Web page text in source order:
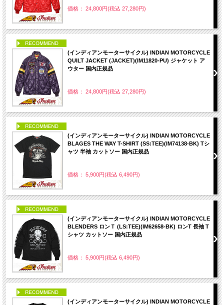
価格： 24,800円(税込 27,280円)
(インディアンモーターサイクル) INDIAN MOTORCYCLE
QUILT JACKET (JACKET)(IM11820-PU) ジャケット ア
ウター 国内正規品
価格： 24,800円(税込 27,280円)
(インディアンモーターサイクル) INDIAN MOTORCYCLE
BLAGES THE WAY T-SHIRT (SS:TEE)(IM74138-BK) Tシ
ャツ 半袖 カットソー 国内正規品
価格： 5,900円(税込 6,490円)
(インディアンモーターサイクル) INDIAN MOTORCYCLE
BLENDERS ロンＴ (LS:TEE)(IM62658-BK) ロンT 長袖 T
シャツ カットソー 国内正規品
価格： 5,900円(税込 6,490円)
(インディアンモーターサイクル) INDIAN MOTORCYCLE